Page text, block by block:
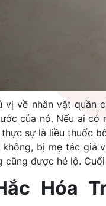
vị về nhân vật quần
của nó. Nếu ai có
sự là liều thuốc
bị mẹ tác giả
cũng được hé lộ.
Hóa